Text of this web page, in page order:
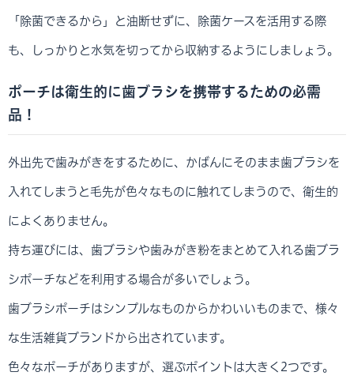
「除菌できるから」と油断せずに、除菌ケースを活用する際
も、しっかりと水気を切ってから収納するようにしましょう。
ポーチは衛生的に歯ブラシを携帯するための必需
品！
外出先で歯みがきをするために、かばんにそのまま歯ブラシを
入れてしまうと毛先が色々なものに触れてしまうので、衛生的
によくありません。
持ち運びには、歯ブラシや歯みがき粉をまとめて入れる歯ブラ
シポーチなどを利用する場合が多いでしょう。
歯ブラシポーチはシンプルなものからかわいいものまで、様々
な生活雑貨ブランドから出されています。
色々なポーチがありますが、選ぶポイントは大きく2つです。